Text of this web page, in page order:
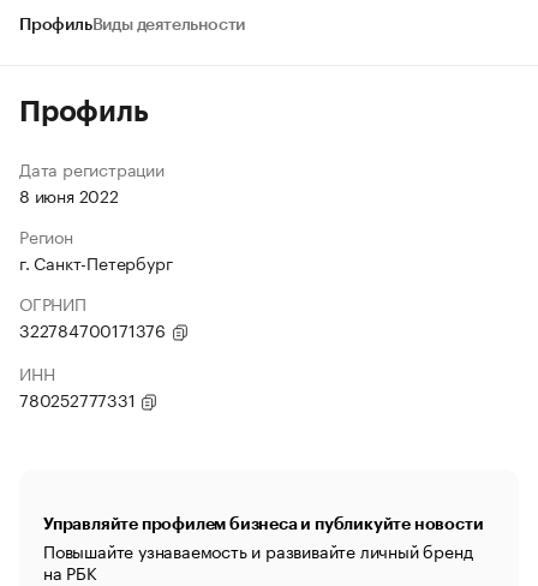
ПрофильВиды деятельности
Профиль
Дата регистрации
8 июня 2022
Регион
г. Санкт-Петербург
ОГРНИП
322784700171376
ИНН
780252777331
Управляйте профилем бизнеса и публикуйте новости
Повышайте узнаваемость и развивайте личный бренд
на РБК